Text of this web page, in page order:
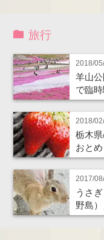
旅行
2018/
羊山
で臨
2018/
栃木
おと
2017/
うさ
野島